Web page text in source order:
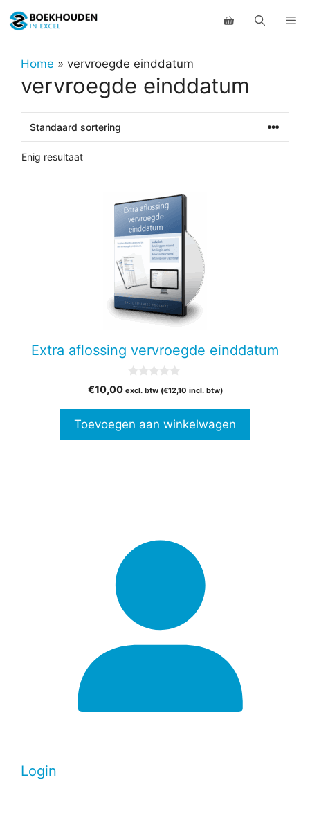
naar
inhoudHome » vervroegde einddatum
vervroegde einddatum
Enig resultaat
Extra aflossing vervroegde einddatum
v
5
€10,00 excl. btw (€12,10 incl. btw)
Toevoegen aan winkelwagen
Login